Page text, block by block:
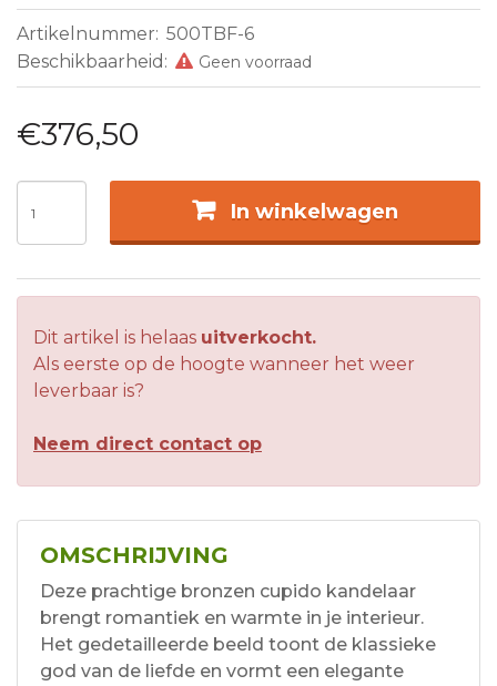
Artikelnummer: 500TBF-6
Beschikbaarheid:
Geen voorraad
€376,50
In winkelwagen
Dit artikel is helaas uitverkocht.
Als eerste op de hoogte wanneer het weer
leverbaar is?
Neem direct contact op
OMSCHRIJVING
Deze prachtige bronzen cupido kandelaar
brengt romantiek en warmte in je interieur.
Het gedetailleerde beeld toont de klassieke
god van de liefde en vormt een elegante